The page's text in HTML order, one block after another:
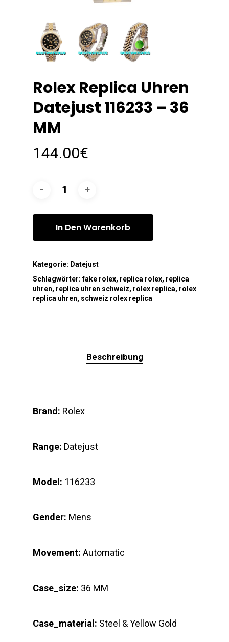
Rolex Replica Uhren
Datejust 116233 – 36
MM
144.00€
In Den Warenkorb
Kategorie: Datejust
Schlagwörter:fake rolex, replica rolex, replica
uhren, replica uhren schweiz, rolex replica, rolex
replica uhren, schweiz rolex replica
Beschreibung
Brand: Rolex
Range: Datejust
Model: 116233
Gender: Mens
Movement: Automatic
Case_size: 36 MM
Case_material: Steel & Yellow Gold